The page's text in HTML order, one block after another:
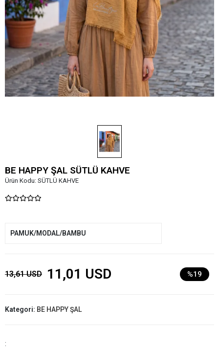
BE HAPPY ŞAL SÜTLÜ KAHVE
Ürün Kodu: SÜTLÜ KAHVE
PAMUK/MODAL/BAMBU
13,61 USD 11,01 USD %19
Kategori: BE HAPPY ŞAL
: